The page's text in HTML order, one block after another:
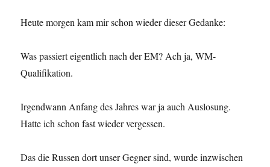
Heute morgen kam mir schon wieder dieser Gedanke:
Was passiert eigentlich nach der EM? Ach ja, WM-
Qualifikation.
Irgendwann Anfang des Jahres war ja auch Auslosung.
Hatte ich schon fast wieder vergessen.
Das die Russen dort unser Gegner sind, wurde inzwischen